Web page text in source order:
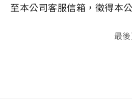
至本公司客服信箱，徵得本
最